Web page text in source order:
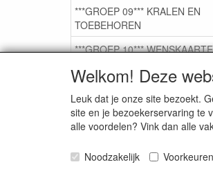
Welkom! Deze
Leuk dat je onze site bezoekt.
site en je bezoekerservaring te
alle voordelen? Vink dan alle
Noodzakelijk Voorkeuren
***GROEP 09*** KRALEN EN
TOEBEHOREN
***GROEP 10***
Service
Artikelgroepen